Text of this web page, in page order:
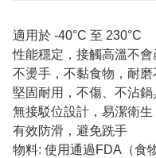
適用於 -40°C 至 230°C
性能穩定，接觸高溫不
不燙手，不黏食物，耐磨
堅固耐用，不傷、不沾鍋
無接駁位設計，易潔衛生
有效防滑，避免跣手
物料: 使用通過FDA（食